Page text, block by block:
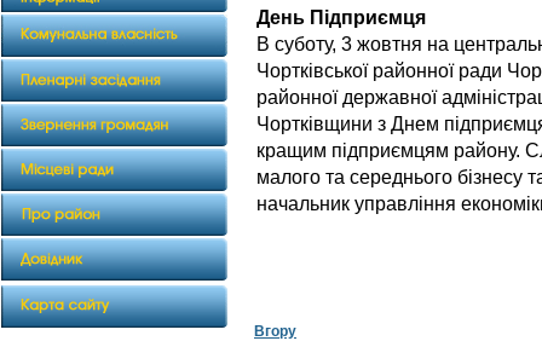
День Підприємця
В суботу, 3 жовтня на
Чортківської районної ради
районної державної
Чортківщини з Днем
кращим підприємцям району.
малого та середнього бізнесу
начальник управління
Вгору